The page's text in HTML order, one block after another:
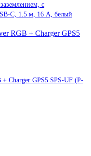
с
C, 1.5 м, 16 А, белый
Charger GPS5 SPS-UF (P-